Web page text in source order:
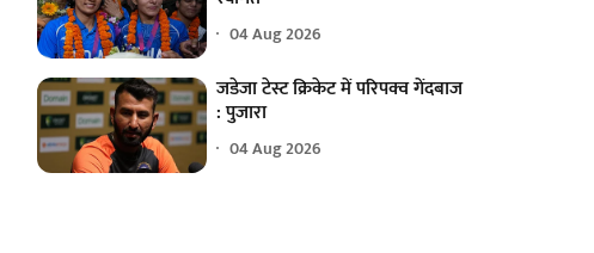
04 Aug 2026
जडेजा टेस्ट क्रिकेट में परिपक्व गेंदबाज
: पुजारा
04 Aug 2026